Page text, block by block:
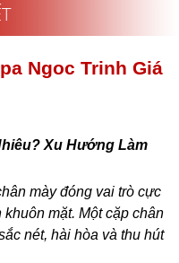
Ngoc Trinh Giá
Xu Hướng Làm
mày đóng vai trò cực
mặt. Một cặp chân
nét, hài hòa và thu hút